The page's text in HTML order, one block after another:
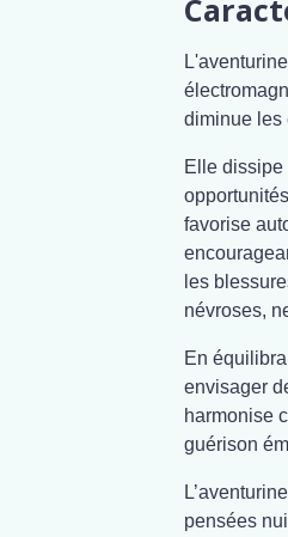
diminue les
Elle dissipe
favorise
les
névroses,
En
envisager
harmonise
guérison
pensées